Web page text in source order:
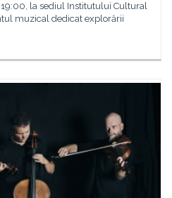
la sediul Institutului Cultural
muzical dedicat explorării